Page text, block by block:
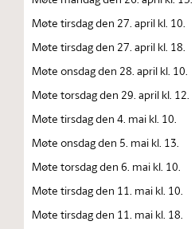
Møte tirsdag den 27. april kl. 10.
Møte tirsdag den 27. april kl. 18.
Møte onsdag den 28. april kl. 10.
Møte torsdag den 29. april kl. 12.
Møte tirsdag den 4. mai kl. 10.
Møte onsdag den 5. mai kl. 13.
Møte torsdag den 6. mai kl. 10.
Møte tirsdag den 11. mai kl. 10.
Møte tirsdag den 11. mai kl. 18.